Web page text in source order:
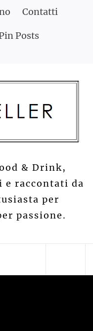
Contatti
Posts
& Drink,
e raccontati da
per
passione.